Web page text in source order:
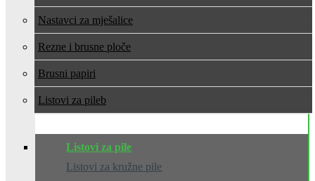
Nastavci za mješalice
Rezne i brusne ploče
Brusni papiri
Listovi za pile
Listovi za pile
Listovi za kružne pile